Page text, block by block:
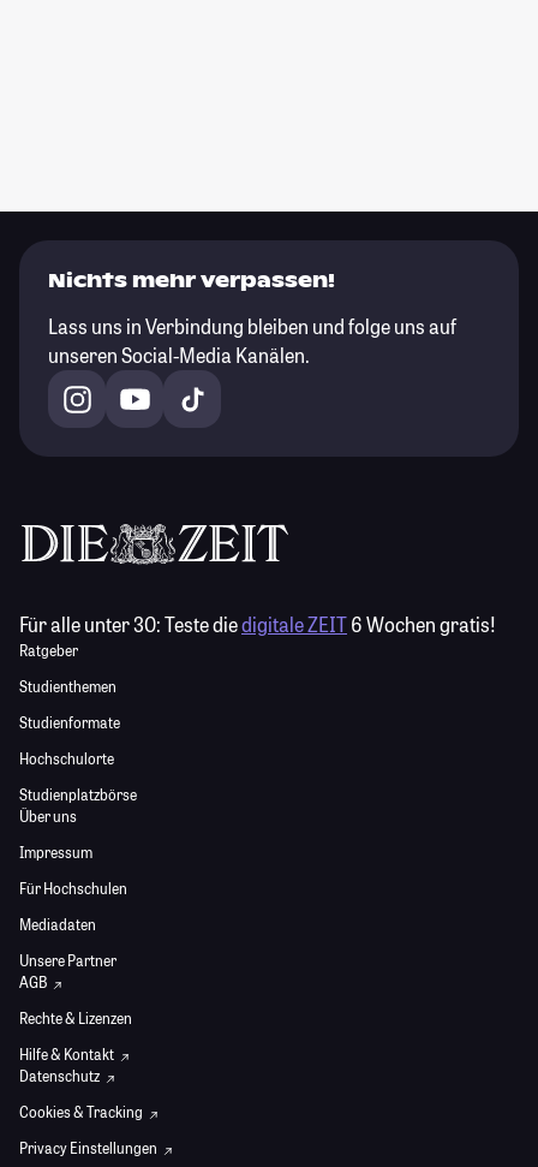
Nichts mehr verpassen!
Lass uns in Verbindung bleiben und folge uns auf
unseren Social-Media Kanälen.
Für alle unter 30:Teste diedigitale ZEIT6 Wochen gratis!
Ratgeber
Studienthemen
Studienformate
Hochschulorte
Studienplatzbörse
Über uns
Impressum
Für Hochschulen
Mediadaten
Unsere Partner
AGB
Rechte & Lizenzen
Hilfe & Kontakt
Datenschutz
Cookies & Tracking
Privacy Einstellungen